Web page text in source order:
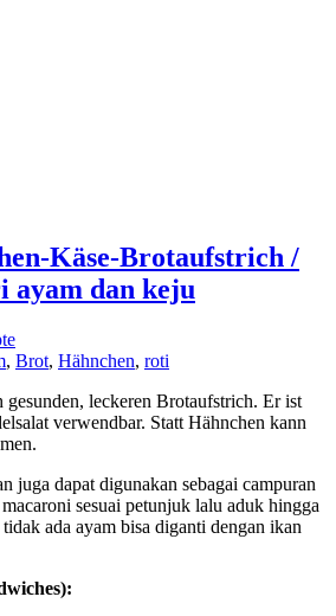
Käse-Brotaufstrich /
ayam dan keju
, Brot, Hähnchen, roti
leckeren Brotaufstrich. Er ist
verwendbar. Statt Hähnchen kann
juga dapat digunakan sebagai campuran
sesuai petunjuk lalu aduk hingga
ada ayam bisa diganti dengan ikan